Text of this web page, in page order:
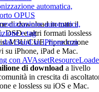
automatica,
OPUS
automatica,
e tag
dal cloud su iPhone con
con
di download in tutto il
e altri formati lossless
M3U/CUE, riproduzione
su iPhone, iPad e Mac.
di download a livello
in crescita di
e lossless su iOS e Mac.